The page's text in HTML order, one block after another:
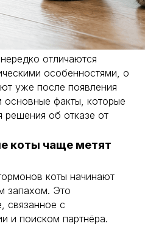
отличаются
особенностями, о
уже после появления
факты, которые
решения об отказе от
коты чаще метят
коты начинают
запахом. Это
связанное с
и поиском партнёра.